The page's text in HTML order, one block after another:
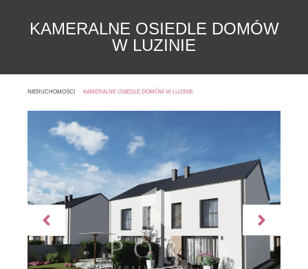
KAMERALNE OSIEDLE DOMÓW
W LUZINIE
NIERUCHOMOŚCI KAMERALNE OSIEDLE DOMÓW W LUZINIE